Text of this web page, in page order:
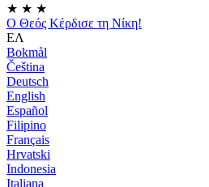
★ ★ ★
Ο Θεός Κέρδισε τη Νίκη!
ΕΛ
Bokmål
Čeština
Deutsch
English
Español
Filipino
Français
Hrvatski
Indonesia
Italiana